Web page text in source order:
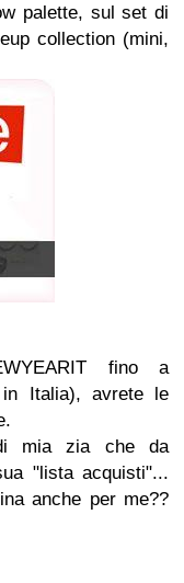
palette, sulset di
collection(mini,
fino a
Italia), avrete le
.
mia zia che da
"lista acquisti"...
anche per me??